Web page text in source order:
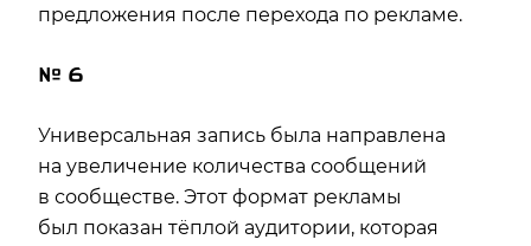
предложения после перехода по рекламе.
№ 6
Универсальная запись была направлена
на увеличение количества сообщений
в сообществе. Этот формат рекламы
был показан тёплой аудитории, которая